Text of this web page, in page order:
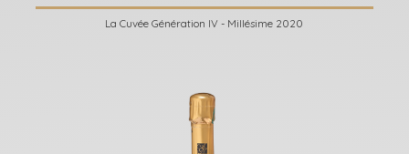
La Cuvée Génération IV - Millésime 2020